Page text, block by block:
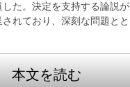
た。決定を支持する論説
れており、深刻な問題と
本文を読む